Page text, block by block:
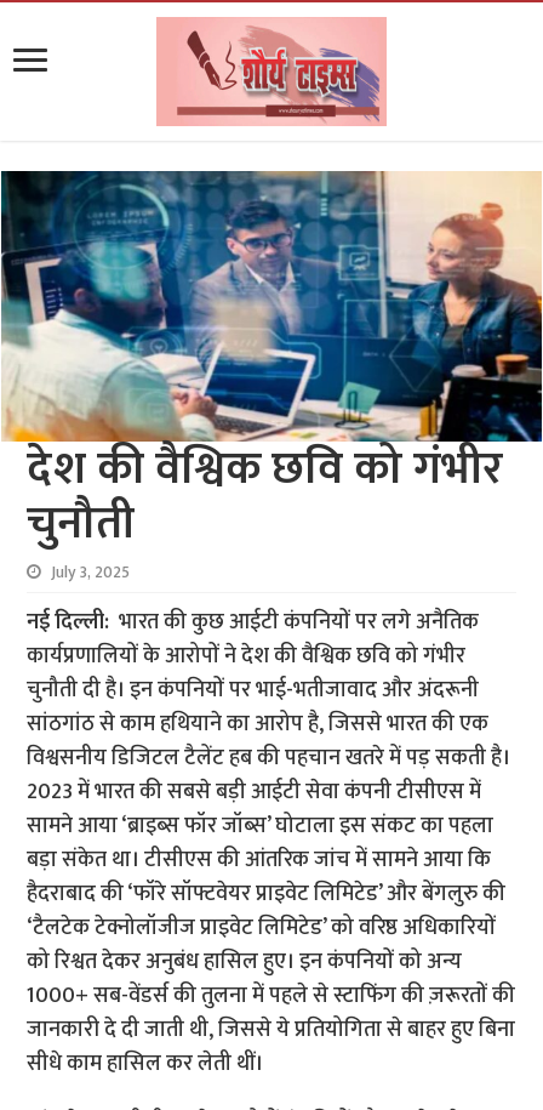
देश की वैश्विक छवि को गंभीर
चुनौती
July 3, 2025
नई दिल्ली: भारत की कुछ आईटी कंपनियों पर लगे अनैतिक
कार्यप्रणालियों के आरोपों ने देश की वैश्विक छवि को गंभीर
चुनौती दी है। इन कंपनियों पर भाई-भतीजावाद और अंदरूनी
सांठगांठ से काम हथियाने का आरोप है, जिससे भारत की एक
विश्वसनीय डिजिटल टैलेंट हब की पहचान खतरे में पड़ सकती है।
2023 में भारत की सबसे बड़ी आईटी सेवा कंपनी टीसीएस में
सामने आया ‘ब्राइब्स फॉर जॉब्स’ घोटाला इस संकट का पहला
बड़ा संकेत था। टीसीएस की आंतरिक जांच में सामने आया कि
हैदराबाद की ‘फॉरे सॉफ्टवेयर प्राइवेट लिमिटेड’ और बेंगलुरु की
‘टैलटेक टेक्नोलॉजीज प्राइवेट लिमिटेड’ को वरिष्ठ अधिकारियों
को रिश्वत देकर अनुबंध हासिल हुए। इन कंपनियों को अन्य
1000+ सब-वेंडर्स की तुलना में पहले से स्टाफिंग की ज़रूरतों की
जानकारी दे दी जाती थी, जिससे ये प्रतियोगिता से बाहर हुए बिना
सीधे काम हासिल कर लेती थीं।